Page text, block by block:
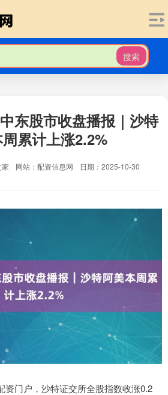
搜索
东股市收盘播报｜沙特
累计上涨2.2%
网站：配资信息网
日期：2025-10-30
资门户，沙特证交所全股指数收涨0.2